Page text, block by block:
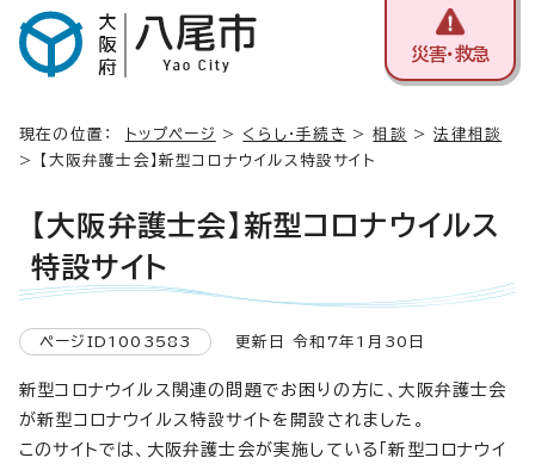
災害・救急
現在の位置： トップページ > くらし・手続き >相談 >法律相談
> 【大阪弁護士会】新型コロナウイルス特設サイト
【大阪弁護士会】新型コロナウイルス
特設サイト
ページID1003583 更新日 令和7年1月30日
新型コロナウイルス関連の問題でお困りの方に、大阪弁護士会
が新型コロナウイルス特設サイトを開設されました。
このサイトでは、大阪弁護士会が実施している「新型コロナウイ